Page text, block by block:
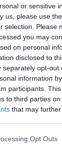
or sensitive
us, please use
selection. Please
you may
on personal
disclosed to
separately opt-out
information
participants.
to third parties on
that may
Opt Outs
ένας